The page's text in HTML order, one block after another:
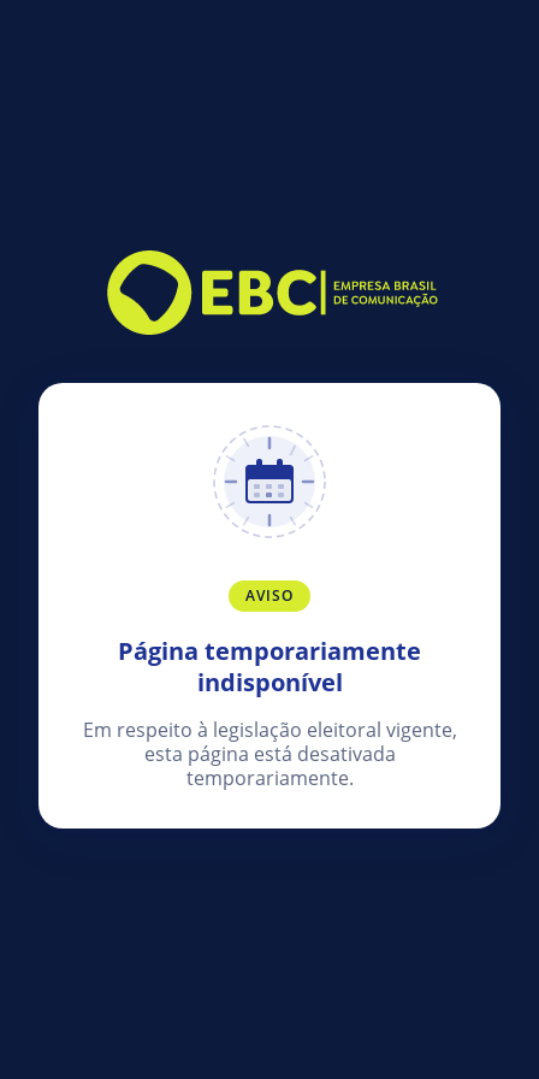
AVISO
Página temporariamente
indisponível
Em respeito à legislação eleitoral vigente,
esta página está desativada
temporariamente.